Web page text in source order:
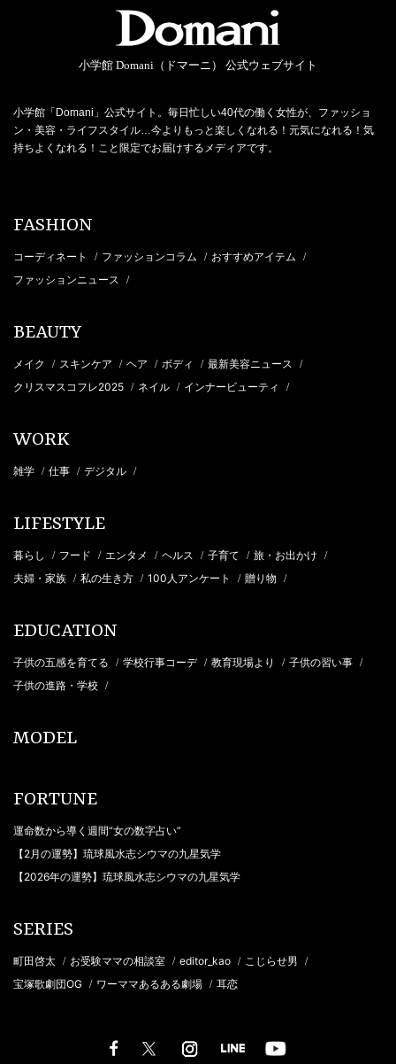
小学館 Domani（ドマーニ） 公式ウェブサイト
小学館「Domani」公式サイト。毎日忙しい40代の働く女性が、ファッショ
ン・美容・ライフスタイル…今よりもっと楽しくなれる！元気になれる！気
持ちよくなれる！こと限定でお届けするメディアです。
FASHION
コーディネート / ファッションコラム / おすすめアイテム /
ファッションニュース /
BEAUTY
メイク / スキンケア / ヘア / ボディ / 最新美容ニュース /
クリスマスコフレ2025 / ネイル / インナービューティ /
WORK
雑学 / 仕事 / デジタル /
LIFESTYLE
暮らし / フード / エンタメ / ヘルス / 子育て / 旅・お出かけ /
夫婦・家族 / 私の生き方 / 100人アンケート / 贈り物 /
EDUCATION
子供の五感を育てる / 学校行事コーデ / 教育現場より / 子供の習い事 /
子供の進路・学校 /
MODEL
FORTUNE
運命数から導く週間“女の数字占い”
【2月の運勢】琉球風水志シウマの九星気学
【2026年の運勢】琉球風水志シウマの九星気学
SERIES
町田啓太 / お受験ママの相談室 / editor_kao / こじらせ男 /
宝塚歌劇団OG / ワーママあるある劇場 / 耳恋